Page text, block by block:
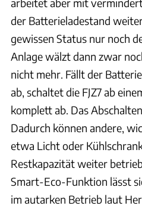
der Batterieladestand
gewissen Status nur noch
Anlage wälzt dann zwar
nicht mehr. Fällt der
ab, schaltet die FJZ7 ab
komplett ab. Das
Dadurch können andere,
etwa Licht oder
Restkapazität weiter
Smart-Eco-Funktion lässt
im autarken Betrieb laut